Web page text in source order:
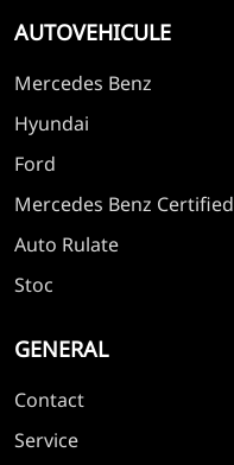
AUTOVEHICULE
Mercedes Benz
Hyundai
Ford
Mercedes Benz Certified
Auto Rulate
Stoc
GENERAL
Contact
Service